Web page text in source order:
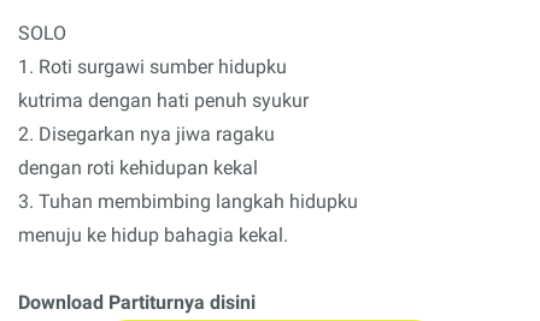
SOLO
1. Roti surgawi sumber hidupku
kutrima dengan hati penuh syukur
2. Disegarkan nya jiwa ragaku
dengan roti kehidupan kekal
3. Tuhan membimbing langkah hidupku
menuju ke hidup bahagia kekal.
Download Partiturnya disini